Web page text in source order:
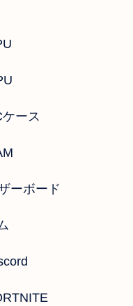
ケース
ーボード